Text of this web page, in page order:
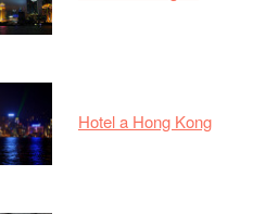
Hotel a Hong Kong